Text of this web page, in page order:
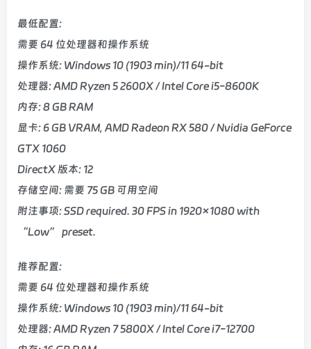
最低配置:
需要 64 位处理器和操作系统
操作系统: Windows 10 (1903 min)/11 64-bit
处理器: AMD Ryzen 5 2600X / Intel Core i5-8600K
内存: 8 GB RAM
显卡: 6 GB VRAM, AMD Radeon RX 580 / Nvidia GeForce
GTX 1060
DirectX 版本: 12
存储空间: 需要 75 GB 可用空间
附注事项: SSD required. 30 FPS in 1920×1080 with
“Low” preset.
推荐配置:
需要 64 位处理器和操作系统
操作系统: Windows 10 (1903 min)/11 64-bit
处理器: AMD Ryzen 7 5800X / Intel Core i7-12700